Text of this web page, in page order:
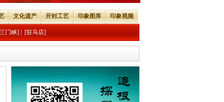
文化遗产 开封工艺 印象图库 印象视频
门峡] [驻马店]